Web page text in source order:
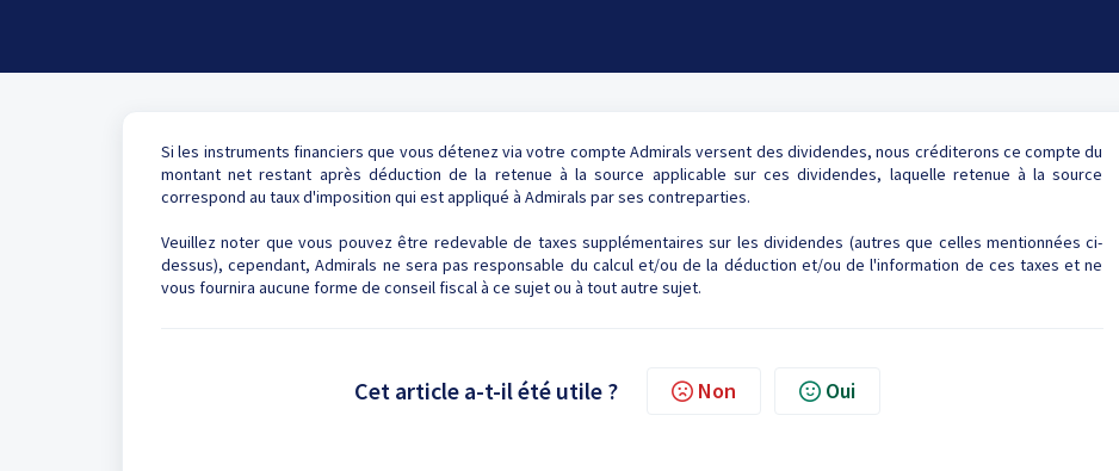
Si les instruments financiers que vous détenez via votre compte Admirals versent des dividendes, nous créditerons ce compte du
montant net restant après déduction de la retenue à la source applicable sur ces dividendes, laquelle retenue à la source
correspond au taux d'imposition qui est appliqué à Admirals par ses contreparties.
Veuillez noter que vous pouvez être redevable de taxes supplémentaires sur les dividendes (autres que celles mentionnées ci-
dessus), cependant, Admirals ne sera pas responsable du calcul et/ou de la déduction et/ou de l'information de ces taxes et ne
vous fournira aucune forme de conseil fiscal à ce sujet ou à tout autre sujet.
Cet article a-t-il été utile ? Non Oui